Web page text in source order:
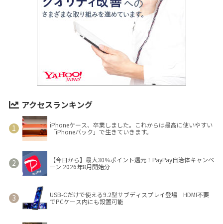
アクセスランキング
iPhoneケース、卒業しました。これからは最高に使いやすい
「iPhoneバック」で生きていきます。
【今日から】最大30％ポイント還元！PayPay自治体キャンペ
ーン 2026年8月開始分
USB-Cだけで使える9.2型サブディスプレイ登場 HDMI不要
でPCケース内にも設置可能